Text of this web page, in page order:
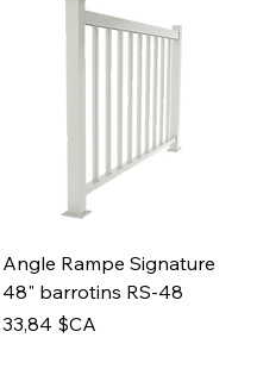
Angle Rampe Signature
48" barrotins RS-48
Prix
33,84 $CA